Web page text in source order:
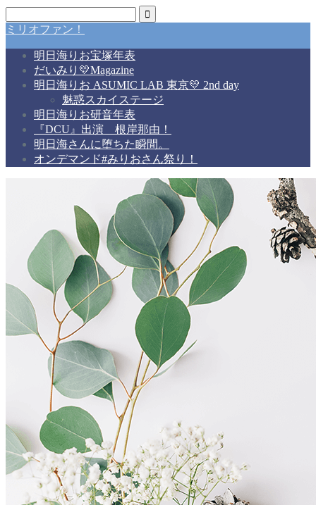
ミリオファン！
明日海りお宝塚年表
だいみり💛Magazine
明日海りお ASUMIC LAB 東京💛 2nd day
魅惑スカイステージ
明日海りお研音年表
『DCU』出演 根岸那由！
明日海さんに堕ちた瞬間。
オンデマンド#みりおさん祭り！